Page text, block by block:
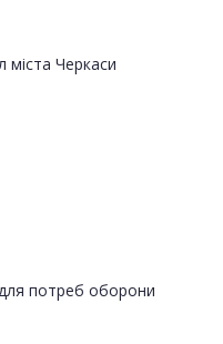
міста Черкаси
потреб оборони